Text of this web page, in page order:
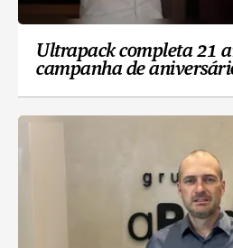
Ultrapack completa 21
campanha de